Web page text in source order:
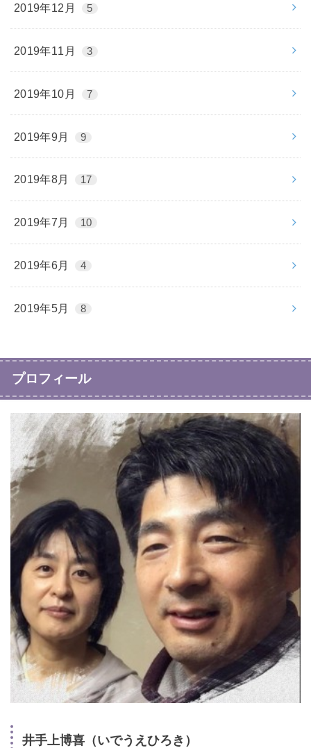
2019年12月 5
2019年11月 3
2019年10月 7
2019年9月 9
2019年8月 17
2019年7月 10
2019年6月 4
2019年5月 8
プロフィール
井手上博喜（いでうえひろき）